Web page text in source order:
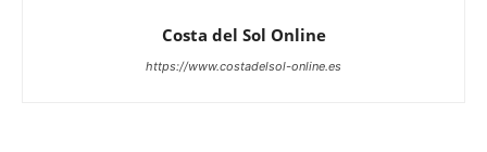
Costa del Sol Online
https://www.costadelsol-online.es